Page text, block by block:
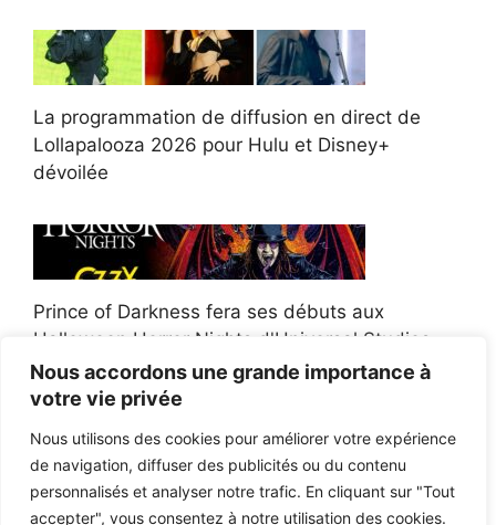
Nous accordons une grande importance à
votre vie privée
Nous utilisons des cookies pour améliorer votre expérience
de navigation, diffuser des publicités ou du contenu
personnalisés et analyser notre trafic. En cliquant sur "Tout
accepter", vous consentez à notre utilisation des cookies.
La programmation de diffusion en direct de
Lollapalooza 2026 pour Hulu et Disney+
dévoilée
Prince of Darkness fera ses débuts aux
Halloween Horror Nights d'Universal Studios
Afroman poursuit un policier de l'Ohio après la
victoire du jury en diffamation